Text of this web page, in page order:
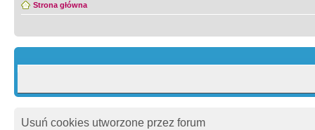
Strona główna
Usuń cookies utworzone przez forum